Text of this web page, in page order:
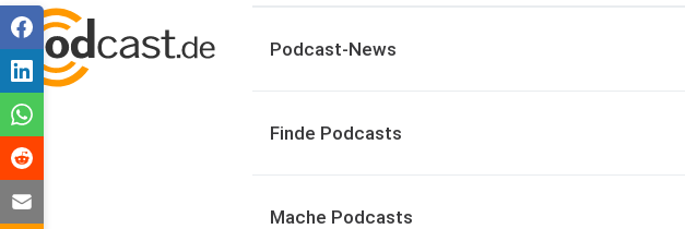
Podcast-News
Finde Podcasts
Mache Podcasts